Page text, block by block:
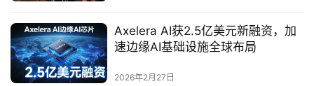
Axelera AI获2.5亿美元新融资，加
速边缘AI基础设施全球布局
2026年2月27日